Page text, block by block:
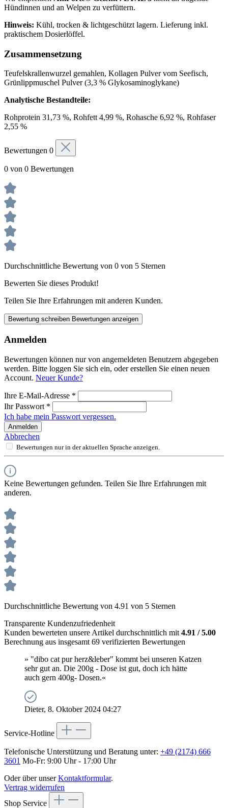
Hündinnen und an Welpen zu verfüttern.
Hinweis: Kühl, trocken & lichtgeschützt lagern. Lieferung inkl.
praktischem Dosierlöffel.
Zusammensetzung
Teufelskrallenwurzel gemahlen, Kollagen Pulver vom Seefisch,
Grünlippmuschel Pulver (3,3 % Glykosaminoglykane)
Analytische Bestandteile:
Rohprotein 31,73 %, Rohfett 4,99 %, Rohasche 6,92 %, Rohfaser
2,55 %
Bewertungen 0
0 von 0 Bewertungen
Durchschnittliche Bewertung von 0 von 5 Sternen
Bewerten Sie dieses Produkt!
Teilen Sie Ihre Erfahrungen mit anderen Kunden.
Bewertung schreiben Bewertungen anzeigen
Anmelden
Bewertungen können nur von angemeldeten Benutzern abgegeben
werden. Bitte loggen Sie sich ein, oder erstellen Sie einen neuen
Account. Neuer Kunde?
Ihre E-Mail-Adresse *
Ihr Passwort *
Ich habe mein Passwort vergessen.
Anmelden
Abbrechen
Bewertungen nur in der aktuellen Sprache anzeigen.
Keine Bewertungen gefunden. Teilen Sie Ihre Erfahrungen mit
anderen.
Durchschnittliche Bewertung von 4.91 von 5 Sternen
Transparente Kundenzufriedenheit
Kunden bewerteten unsere Artikel durchschnittlich mit 4.91 / 5.00
Berechnung aus insgesamt 69 verifizierten Bewertungen
» "dibo cat pur herz&leber" kommt bei unseren Katzen
sehr gut an. Die 200g - Dose ist gut, doch ich hätte
auch gern 400g- Dosen.«
Dieter, 8. Oktober 2024 04:27
Service-Hotline
Telefonische Unterstützung und Beratung unter: +49 (2174) 666
3601 Mo-Fr: 9:00 Uhr - 17:00 Uhr
Oder über unserKontaktformular.
Vertrag widerrufen
Shop Service